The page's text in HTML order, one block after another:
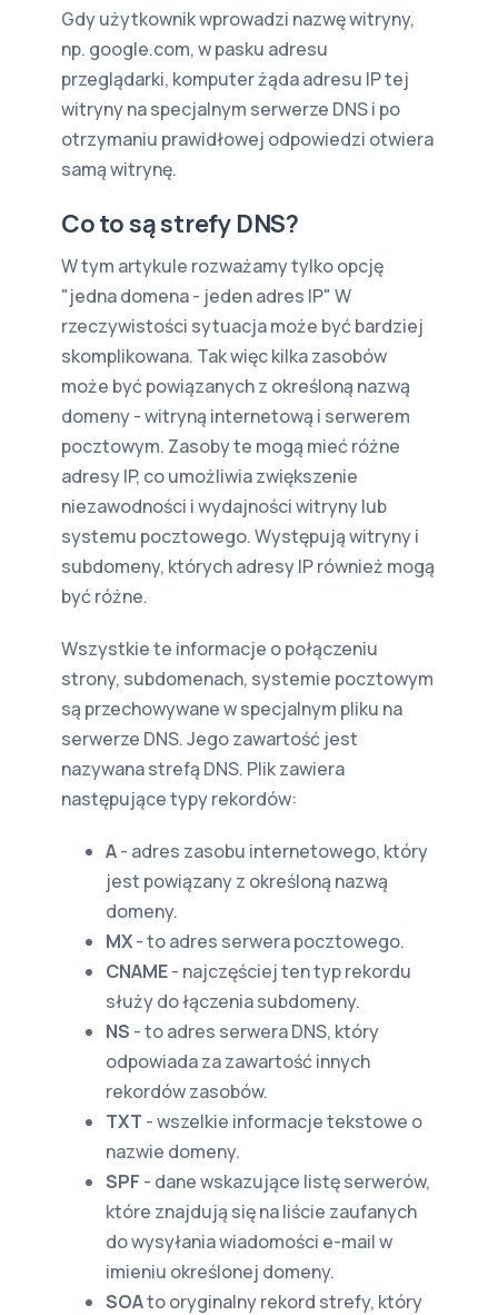
Gdy użytkownik wprowadzi nazwę witryny,
np. google.com, w pasku adresu
przeglądarki, komputer żąda adresu IP tej
witryny na specjalnym serwerze DNS i po
otrzymaniu prawidłowej odpowiedzi otwiera
samą witrynę.
Co to są strefy DNS?
W tym artykule rozważamy tylko opcję
"jedna domena - jeden adres IP" W
rzeczywistości sytuacja może być bardziej
skomplikowana. Tak więc kilka zasobów
może być powiązanych z określoną nazwą
domeny - witryną internetową i serwerem
pocztowym. Zasoby te mogą mieć różne
adresy IP, co umożliwia zwiększenie
niezawodności i wydajności witryny lub
systemu pocztowego. Występują witryny i
subdomeny, których adresy IP również mogą
być różne.
Wszystkie te informacje o połączeniu
strony, subdomenach, systemie pocztowym
są przechowywane w specjalnym pliku na
serwerze DNS. Jego zawartość jest
nazywana strefą DNS. Plik zawiera
następujące typy rekordów:
A- adres zasobu internetowego, który
jest powiązany z określoną nazwą
domeny.
MX- to adres serwera pocztowego.
CNAME- najczęściej ten typ rekordu
służy do łączenia subdomeny.
NS - to adres serwera DNS, który
odpowiada za zawartość innych
rekordów zasobów.
TXT - wszelkie informacje tekstowe o
nazwie domeny.
SPF - dane wskazujące listę serwerów,
które znajdują się na liście zaufanych
do wysyłania wiadomości e-mail w
imieniu określonej domeny.
SOAto oryginalny rekord strefy, który